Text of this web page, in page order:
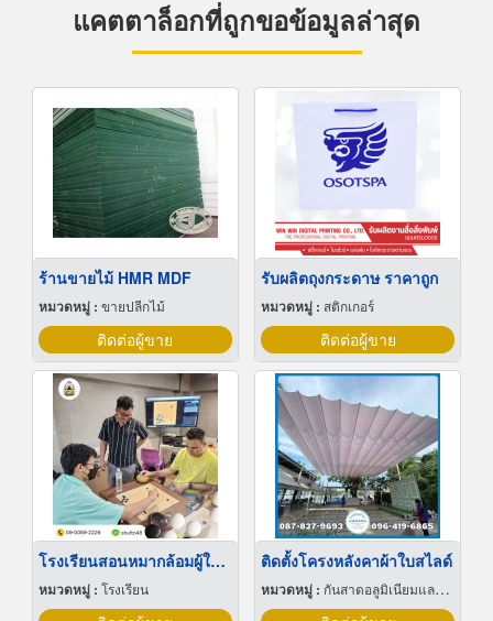
แคตตาล็อกที่ถูกขอข้อมูลล่าสุด
ร้านขายไม้ HMR MDF
หมวดหมู่ : ขายปลีกไม้
ติดต่อผู้ขาย
รับผลิตถุงกระดาษ ราคาถูก
หมวดหมู่ : สติกเกอร์
ติดต่อผู้ขาย
โรงเรียนสอนหมากล้อมผู้ใหญ่
หมวดหมู่ : โรงเรียน
ติดตั้งโครงหลังคาผ้าใบสไลด์
หมวดหมู่ : กันสาดอลูมิเนียมและผ้าใบ